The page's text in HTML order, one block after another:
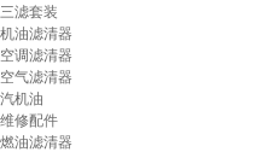
三滤套装
机油滤清器
空调滤清器
空气滤清器
汽机油
维修配件
燃油滤清器